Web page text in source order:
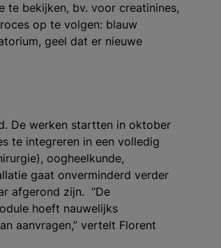
te bekijken, bv. voor creatinines,
op te volgen: blauw
geel dat er nieuwe
De werken startten in oktober
te integreren in een volledig
oogheelkunde,
gaat onverminderd verder
afgerond zijn. “De
hoeft nauwelijks
aanvragen,” vertelt Florent